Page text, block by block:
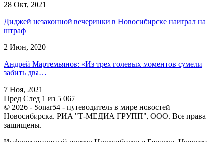
28 Окт, 2021
Диджей незаконной вечеринки в Новосибирске наиграл на
штраф
2 Июн, 2020
Андрей Мартемьянов: «Из трех голевых моментов сумели
забить два…
7 Ноя, 2021
Пред След 1 из 5 067
© 2026 - Sonar54 - путеводитель в мире новостей
Новосибирска. РИА "Т-МЕДИА ГРУПП", ООО. Все права
защищены.